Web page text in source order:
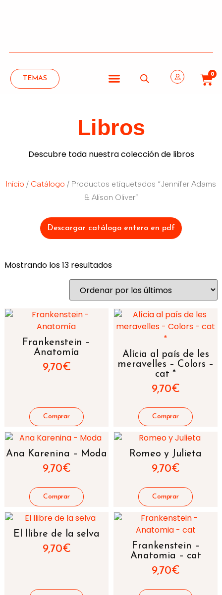
TEMAS
0
Libros
Descubre toda nuestra colección de libros
Inicio / Catálogo / Productos etiquetados “Jennifer Adams
& Alison Oliver”
Descargar catálogo entero en pdf
Mostrando los 13 resultados
Frankenstein –
Anatomía
9,70€
Alícia al país de les
meravelles – Colors –
cat *
9,70€
Ana Karenina – Moda
9,70€
Romeo y Julieta
9,70€
El llibre de la selva
9,70€
Frankenstein –
Anatomia – cat
9,70€